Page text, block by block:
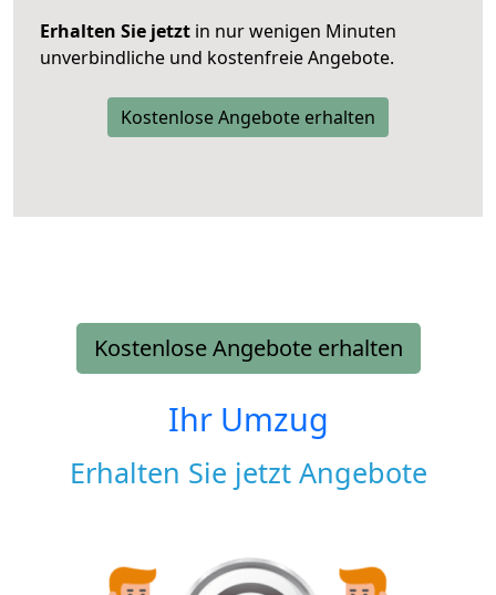
Erhalten Sie jetzt in nur wenigen Minuten
unverbindliche und kostenfreie Angebote.
Kostenlose Angebote erhalten
Kostenlose Angebote erhalten
Ihr Umzug
Erhalten Sie jetzt Angebote